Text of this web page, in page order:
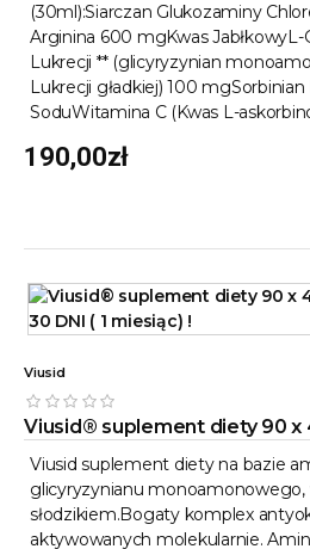
(30ml):Siarczan Glukozaminy
Arginina 600 mgKwas
Lukrecji ** (glicyryzynian
Lukrecji gładkiej) 100
SoduWitamina C (Kwas L-
190,00zł
Viusid
Viusid suplement diety na bazie
glicyryzynianu monoamonowego,
słodzikiem.Bogaty komplex
aktywowanych molekularnie.